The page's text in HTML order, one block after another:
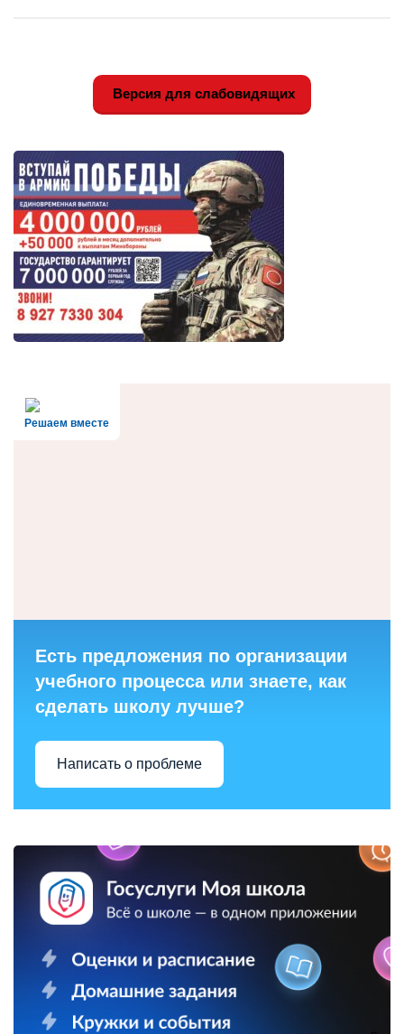
Версия для слабовидящих
Решаем вместе
Есть предложения по организации
учебного процесса или знаете, как
сделать школу лучше?
Написать о проблеме